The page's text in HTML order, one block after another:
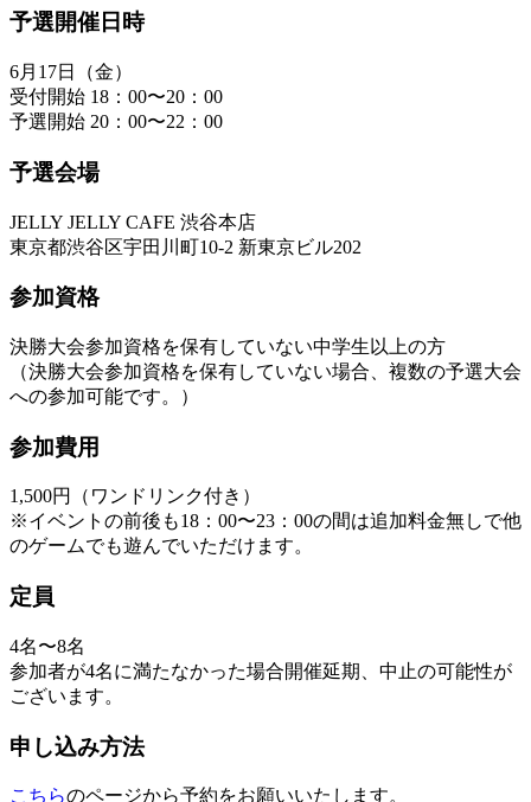
予選開催日時
6月17日（金）
受付開始 18：00〜20：00
予選開始 20：00〜22：00
予選会場
JELLY JELLY CAFE 渋谷本店
東京都渋谷区宇田川町10-2 新東京ビル202
参加資格
決勝大会参加資格を保有していない中学生以上の方
（決勝大会参加資格を保有していない場合、複数の予選大会
への参加可能です。）
参加費用
1,500円（ワンドリンク付き）
※イベントの前後も18：00〜23：00の間は追加料金無しで他
のゲームでも遊んでいただけます。
定員
4名〜8名
参加者が4名に満たなかった場合開催延期、中止の可能性が
ございます。
申し込み方法
こちらのページから予約をお願いいたします。